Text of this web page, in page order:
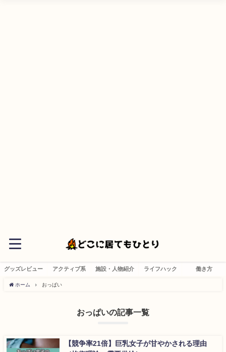
グッズレビュー アクティブ系 施設・人物紹介 ライフハック 働き方
ホーム おっぱい
おっぱいの記事一覧
【競争率21倍】巨乳女子が甘やかされる理由